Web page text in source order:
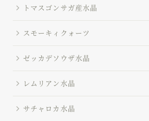
トマスゴンサガ産水晶
スモーキィクォーツ
ゼッカデソウザ水晶
レムリアン水晶
サチャロカ水晶